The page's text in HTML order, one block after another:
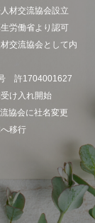
材交流協会設立
労働省より認可
交流協会として内
許1704001627
け入れ開始
協会に社名変更
移行